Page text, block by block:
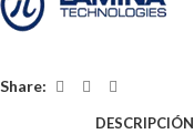
Share:
DESCRIPCIÓN